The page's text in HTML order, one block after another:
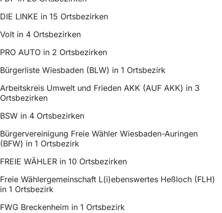
DIE LINKE in 15 Ortsbezirken
Volt in 4 Ortsbezirken
PRO AUTO in 2 Ortsbezirken
Bürgerliste Wiesbaden (BLW) in 1 Ortsbezirk
Arbeitskreis Umwelt und Frieden AKK (AUF AKK) in 3
Ortsbezirken
BSW in 4 Ortsbezirken
Bürgervereinigung Freie Wähler Wiesbaden-Auringen
(BFW) in 1 Ortsbezirk
FREIE WÄHLER in 10 Ortsbezirken
Freie Wählergemeinschaft L(i)ebenswertes Heßloch (FLH)
in 1 Ortsbezirk
FWG Breckenheim in 1 Ortsbezirk